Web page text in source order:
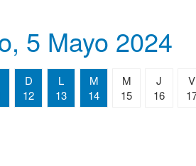
5 Mayo 2024
D
12
L
13
M
14
M
15
J
16
V